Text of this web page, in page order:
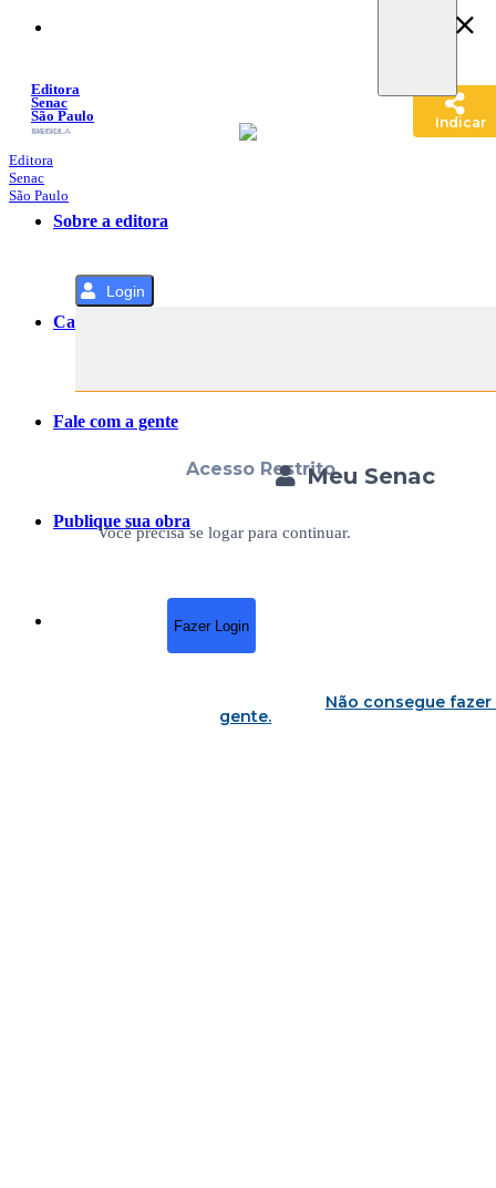
Conteúdo
Editora
Senac
São Paulo
SACOLA
MENU
Editora
Senac
São Paulo
Sobre a editora
Categorias
Fale com a gente
Publique sua obra
Login
Meu Senac
Acesso Restrito
Você precisa se logar para continuar.
Fazer Login
Não consegue
gente.
Indicar